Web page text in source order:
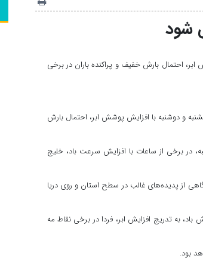
شود
احتمال بارش خفیف و پراکنده باران در برخی
و دوشنبه با افزایش پوشش ابر، احتمال بارش
در برخی از ساعات با افزایش سرعت باد، خلیج
از پدیده‌های غالب در سطح استان و روی دریا
به تدریج افزایش ابر، فردا در برخی نقاط مه